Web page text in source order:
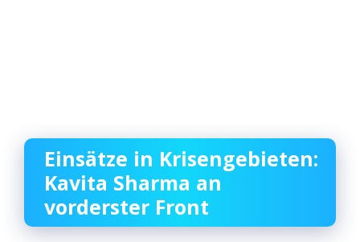
Einsätze in Krisengebieten:
Kavita Sharma an
vorderster Front